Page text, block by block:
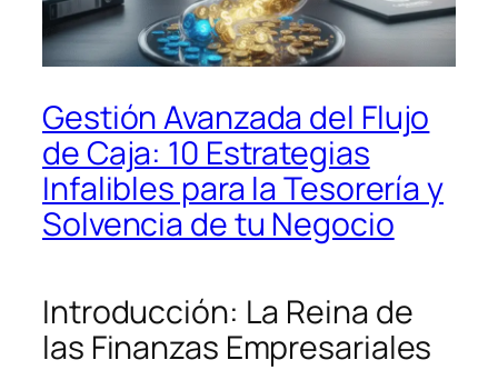
Gestión Avanzada del Flujo
de Caja: 10 Estrategias
Infalibles para la Tesorería y
Solvencia de tu Negocio
Introducción: La Reina de
las Finanzas Empresariales